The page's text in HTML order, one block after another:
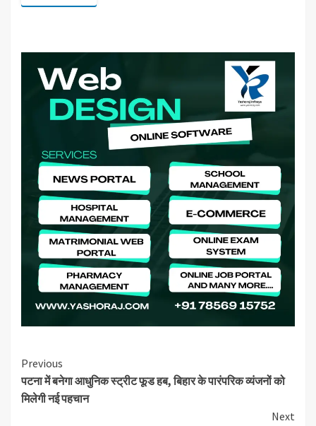
Continue
Reading
Previous
पटना में बनेगा आधुनिक स्ट्रीट फूड हब, बिहार के पारंपरिक व्यंजनों को
मिलेगी नई पहचान
Next